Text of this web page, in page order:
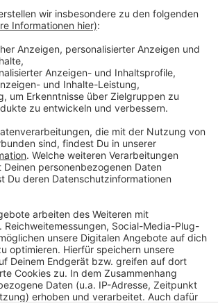
Dieser Service kann
zu Ihren Aktivitäten
Bitte lesen Sie die
durch und stimmen Sie der
des Service zu, um dieses
Video anzusehen.
Mehr Informationen
Akzeptieren
Me (Official Video) ft. A7S